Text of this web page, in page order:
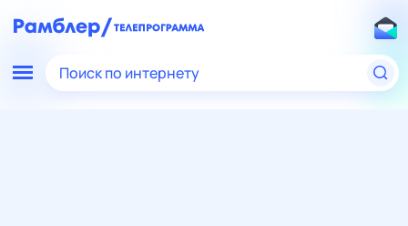
Поиск по интернету